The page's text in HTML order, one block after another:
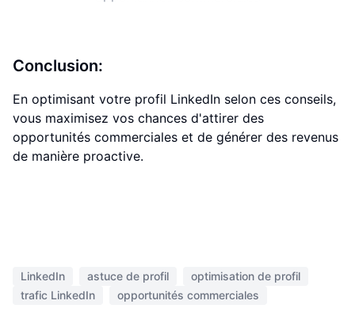
Conclusion:
En optimisant votre profil LinkedIn selon ces conseils,
vous maximisez vos chances d'attirer des
opportunités commerciales et de générer des revenus
de manière proactive.
LinkedIn astuce de profil
optimisation de profil
trafic LinkedIn
opportunités commerciales